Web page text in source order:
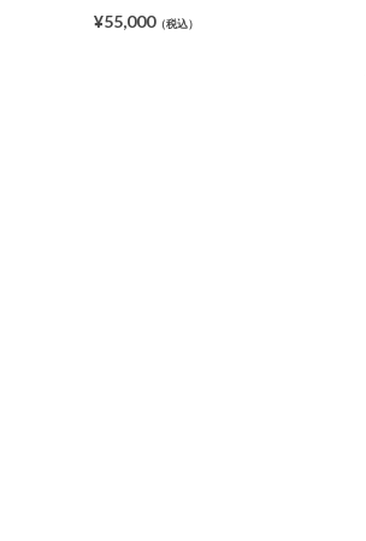
¥55,000（税込）